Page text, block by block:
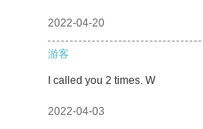
2022-04-20
游客
I called you 2 times. W
2022-04-03